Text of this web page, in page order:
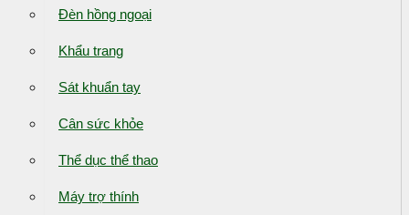
Đèn hồng ngoại
Khẩu trang
Sát khuẩn tay
Cân sức khỏe
Thể dục thể thao
Máy trợ thính